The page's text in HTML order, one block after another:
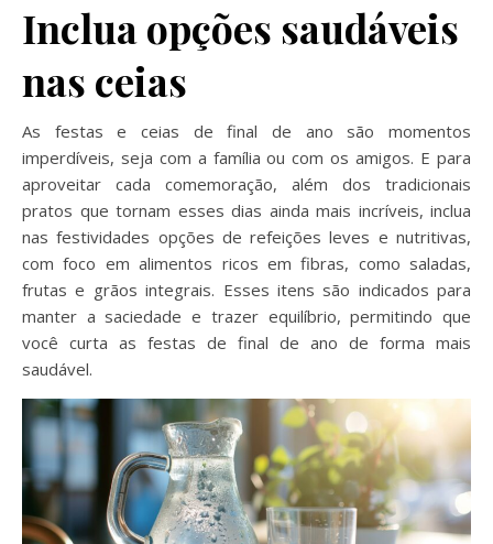
Inclua opções saudáveis
nas ceias
As festas e ceias de final de ano são momentos
imperdíveis, seja com a família ou com os amigos. E para
aproveitar cada comemoração, além dos tradicionais
pratos que tornam esses dias ainda mais incríveis, inclua
nas festividades opções de refeições leves e nutritivas,
com foco em alimentos ricos em fibras, como saladas,
frutas e grãos integrais. Esses itens são indicados para
manter a saciedade e trazer equilíbrio, permitindo que
você curta as festas de final de ano de forma mais
saudável.